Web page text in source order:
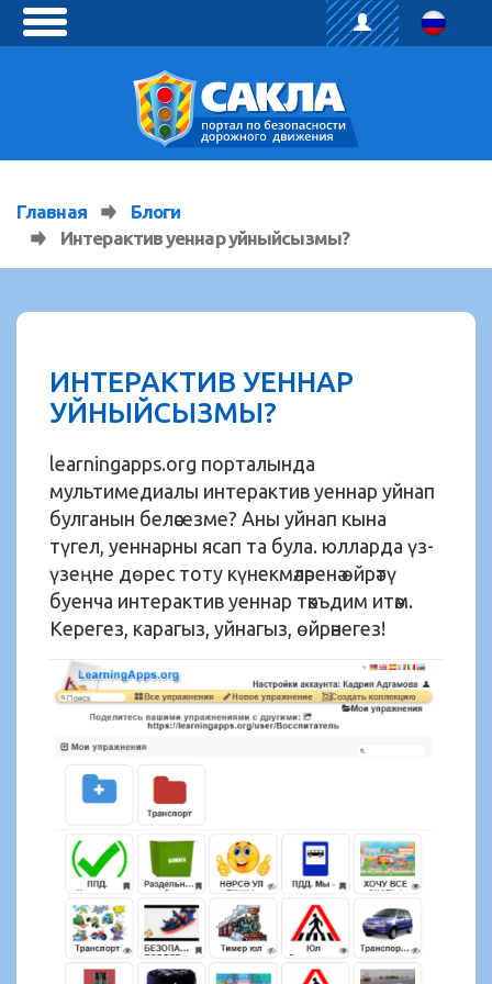
toggle
Главная
Блоги
Интерактив уеннар уйныйсызмы?
ИНТЕРАКТИВ УЕННАР
УЙНЫЙСЫЗМЫ?
learningapps.org порталында
мультимедиалы интерактив уеннар уйнап
булганын беләсезме? Аны уйнап кына
түгел, уеннарны ясап та була. юлларда үз-
үзеңне дөрес тоту күнекмәләренә өйрәтү
буенча интерактив уеннар тәкъдим итәм.
Керегез, карагыз, уйнагыз, өйрәнегез!